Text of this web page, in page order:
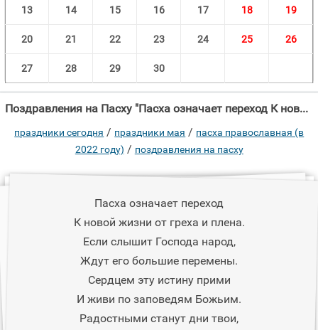
13 14 15 16 17 18 19
20 21 22 23 24 25 26
27 28 29 30
Поздравления на Пасху "Пасха означает переход К новой жизни от греха и плена."
праздники сегодня / праздники мая / пасха православная (в
2022 году) / поздравления на пасху
Пасха означает переход
К новой жизни от греха и плена.
Если слышит Господа народ,
Ждут его большие перемены.
Сердцем эту истину прими
И живи по заповедям Божьим.
Радостными станут дни твои,